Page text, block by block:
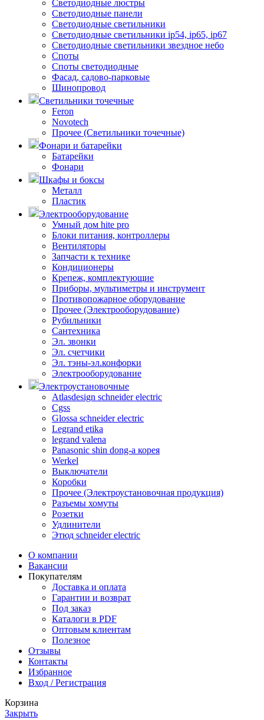
Светодиодные люстры
Светодиодные панели
Светодиодные светильники
Светодиодные светильники ip54, ip65, ip67
Светодиодные светильники звездное небо
Споты
Споты светодиодные
Фасад, садово-парковые
Шинопровод
Светильники точечные
Feron
Novotech
Прочее (Светильники точечные)
Фонари и батарейки
Батарейки
Фонари
Шкафы и боксы
Металл
Пластик
Электрооборудование
Умный дом hite pro
Блоки питания, контроллеры
Вентиляторы
Запчасти к технике
Кондиционеры
Крепеж, комплектующие
Приборы, мультиметры и инструмент
Противопожарное оборудование
Прочее (Электрооборудование)
Рубильники
Сантехника
Эл. звонки
Эл. счетчики
Эл. тэны-эл.конфорки
Электрооборудование
Электроустановочные
Atlasdesign schneider electric
Cgss
Glossa schneider electric
Legrand etika
legrand valena
Panasonic shin dong-a корея
Werkel
Выключатели
Коробки
Прочее (Электроустановочная продукция)
Разъемы хомуты
Розетки
Удлинители
Этюд schneider electric
О компании
Вакансии
Покупателям
Доставка и оплата
Гарантии и возврат
Под заказ
Каталоги в PDF
Оптовым клиентам
Полезное
Отзывы
Контакты
Избранное
Вход / Регистрация
Корзина
Закрыть